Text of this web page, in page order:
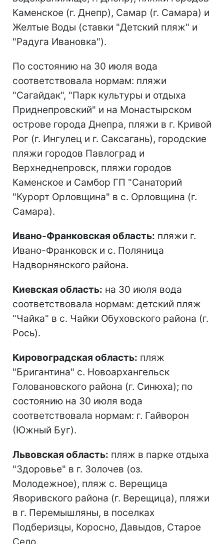
Каменское (г. Днепр), Самар (г. Самара) и
Желтые Воды (ставки "Детский пляж" и
"Радуга Ивановка").
По состоянию на 30 июля вода
соответствовала нормам: пляжи
"Сагайдак", "Парк культуры и отдыха
Приднепровский" и на Монастырском
острове города Днепра, пляжи в г. Кривой
Рог (г. Ингулец и г. Саксагань), городские
пляжи городов Павлоград и
Верхнеднепровск, пляжи городов
Каменское и Самбор ГП "Санаторий
"Курорт Орловщина" в с. Орловщина (г.
Самара).
Ивано-Франковская область: пляжи г.
Ивано-Франковск и с. Поляница
Надворнянского района.
Киевская область: на 30 июля вода
соответствовала нормам: детский пляж
"Чайка" в с. Чайки Обуховского района (г.
Рось).
Кировоградская область: пляж
"Бригантина" с. Новоархангельск
Головановского района (г. Синюха); по
состоянию на 30 июля вода
соответствовала нормам: г. Гайворон
(Южный Буг).
Львовская область: пляж в парке отдыха
"Здоровье" в г. Золочев (оз.
Молодежное), пляж с. Верещица
Яворивского района (г. Верещица), пляжи
в г. Перемышляны, в поселках
Подберизцы, Коросно, Давыдов, Старое
Село.